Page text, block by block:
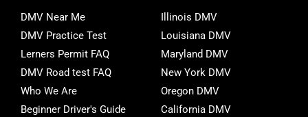
o
o
k
-
f
e
r
r
DMV Near Me
DMV Practice Test
Lerners Permit FAQ
DMV Road test FAQ
Who We Are
Beginner Driver's Guide
Illinois DMV
Louisiana DMV
Maryland DMV
New York DMV
Oregon DMV
California DMV